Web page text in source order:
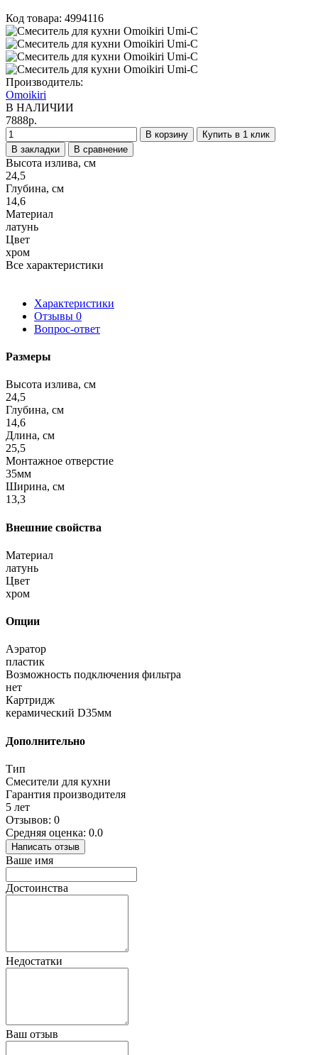
Код товара: 4994116
Производитель:
Omoikiri
В НАЛИЧИИ
7888р.
В корзину
Купить в 1 клик
В закладки
В сравнение
Высота излива, см
24,5
Глубина, см
14,6
Материал
латунь
Цвет
хром
Все характеристики
Характеристики
Отзывы 0
Вопрос-ответ
Размеры
Высота излива, см
24,5
Глубина, см
14,6
Длина, см
25,5
Монтажное отверстие
35мм
Ширина, см
13,3
Внешние свойства
Материал
латунь
Цвет
хром
Опции
Аэратор
пластик
Возможность подключения фильтра
нет
Картридж
керамический D35мм
Дополнительно
Тип
Смесители для кухни
Гарантия производителя
5 лет
Отзывов: 0
Средняя оценка: 0.0
Написать отзыв
Ваше имя
Достоинства
Недостатки
Ваш отзыв